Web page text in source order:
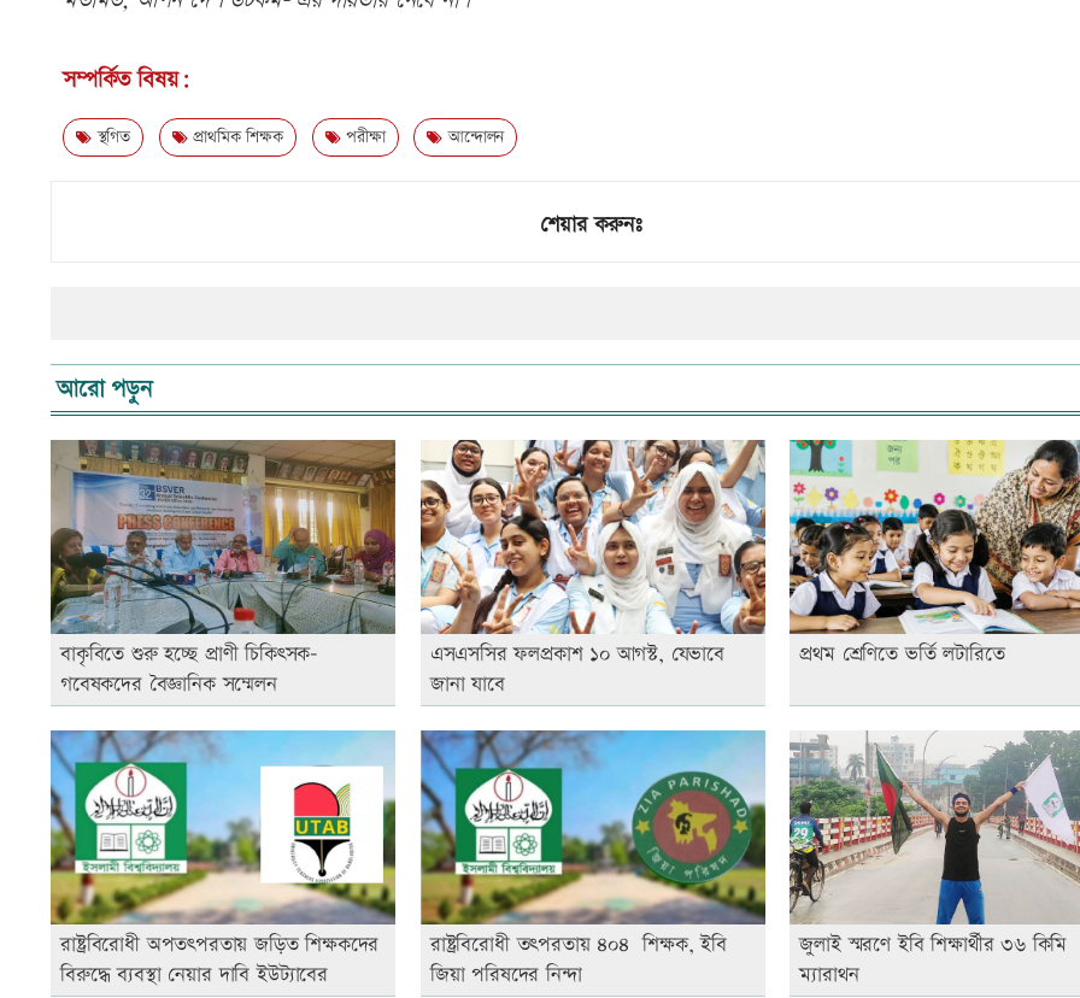
সম্পর্কিত বিষয়:
স্থগিত প্রাথমিক শিক্ষক পরীক্ষা আন্দোলন
শেয়ার করুনঃ
আরো পড়ুন
বাকৃবিতে শুরু হচ্ছে প্রাণী চিকিৎসক-
গবেষকদের বৈজ্ঞানিক সম্মেলন
এসএসসির ফলপ্রকাশ ১০ আগস্ট, যেভাবে
জানা যাবে
প্রথম শ্রেণিতে ভর্তি লটারিতে
রাষ্ট্রবিরোধী অপতৎপরতায় জড়িত শিক্ষকদের
বিরুদ্ধে ব্যবস্থা নেয়ার দাবি ইউট্যাবের
রাষ্ট্রবিরোধী তৎপরতায় ৪০৪ শিক্ষক, ইবি
জিয়া পরিষদের নিন্দা
জুলাই স্মরণে ইবি শিক্ষার্থীর ৩৬ কিমি
ম্যারাথন